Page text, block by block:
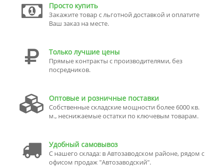
Просто купить
Закажите товар с льготной доставкой и оплатите
Ваш заказ на месте.
Только лучшие цены
Прямые контракты с производителями, без
посредников.
Оптовые и розничные поставки
Собственные складские мощности более 6000 кв.
м., неснижаемые остатки по ключевым товарам.
Удобный самовывоз
С нашего склада: в Автозаводском районе, рядом с
офисом продаж "Автозаводский".